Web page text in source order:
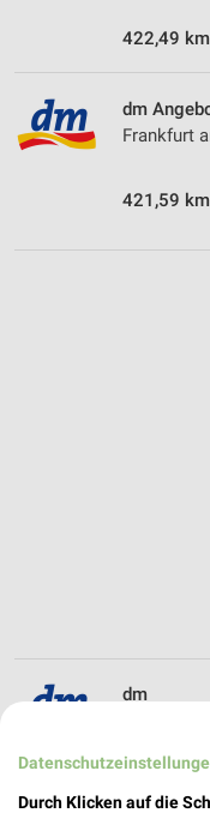
422,49 km
dm
Frankfurt
421,59 km
dm
Durch Klicken auf die